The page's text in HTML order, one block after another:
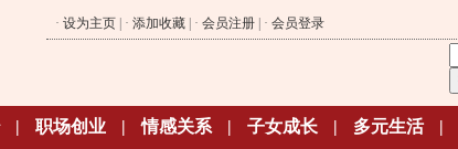
· 设为主页 | · 添加收藏 | · 会员注册 | · 会员登录
| 职场创业 | 情感关系 | 子女成长 | 多元生活 |